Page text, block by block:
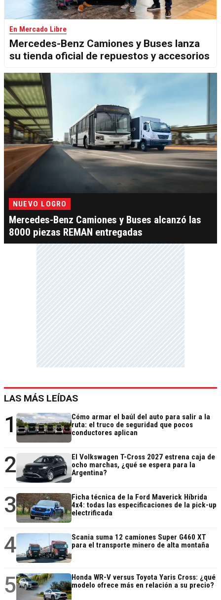
En Mercado Libre
Mercedes-Benz Camiones y Buses lanza
su tienda oficial de repuestos y accesorios
NUEVO LOGRO
Mercedes-Benz Camiones y Buses alcanzó las
8000 piezas REMAN entregadas
LAS MÁS LEÍDAS
1
Cómo armar el baúl del auto para salir a la
ruta: el truco de seguridad que pocos
conductores aplican
2
El Volkswagen T-Cross 2027 estrena caja de
ocho marchas, ¿qué se espera para la
Argentina?
3
Ficha técnica de la Ford Maverick Híbrida
4x4: todas las especificaciones de la pick-up
electrificada
4
Scania suma 12 camiones Super G460 XT
para el transporte minero de alta montaña
5
Honda WR-V versus Toyota Yaris Cross: ¿qué
modelo ofrece más en relación a su precio?